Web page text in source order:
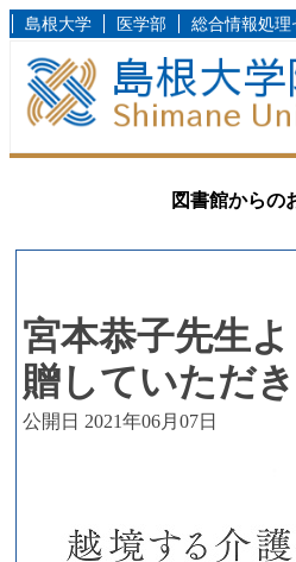
島根大学 医学部 総合情報処理
図書館からの
宮本恭子先生
贈していただ
公開日 2021年06月07日